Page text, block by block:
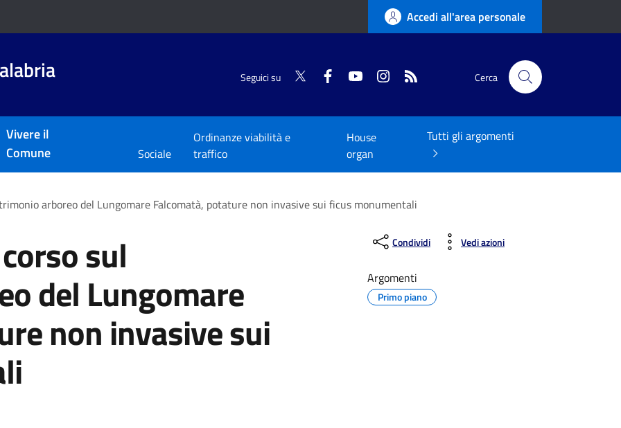
Accedi all'area personale
Seguici su Twitter FacebookYouTubeInstagram Cerca
Vivere il
Comune
Sociale
Ordinanze viabilità e
traffico
House
organ
Tutti gli argomenti
arboreo del Lungomare Falcomatà, potature non invasive sui ficus monumentali
sul
del Lungomare
non invasive sui
Condividi Vedi azioni
Argomenti
Primo piano